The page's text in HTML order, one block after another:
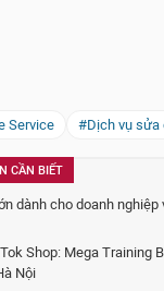
Service #Dịch vụ sửa
CẦN BIẾT
dành cho doanh nghiệp
Shop: Mega Training
Nội